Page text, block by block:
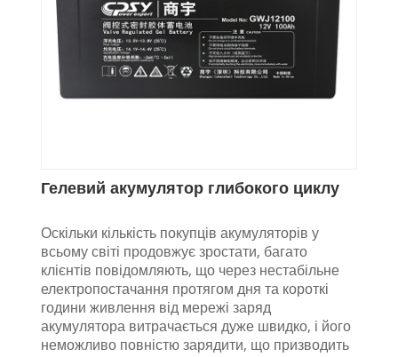
Гелевий акумулятор глибокого циклу
Оскільки кількість покупців акумуляторів у
всьому світі продовжує зростати, багато
клієнтів повідомляють, що через нестабільне
електропостачання протягом дня та короткі
години живлення від мережі заряд
акумулятора витрачається дуже швидко, і його
неможливо повністю зарядити, що призводить